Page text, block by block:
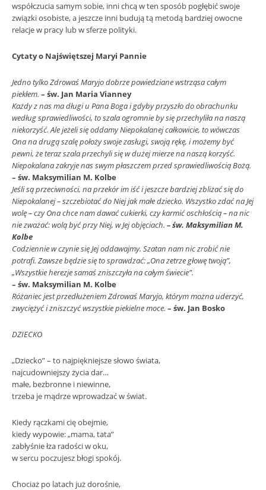
współczucia samym sobie, inni chcą w ten sposób pogłębić swoje
związki osobiste, a jeszcze inni budują tą metodą bardziej owocne
relacje w pracy lub w sferze polityki.
Cytaty o Najświętszej Maryi Pannie
Jedno tylko Zdrowaś Maryjo dobrze powiedziane wstrząsa całym
piekłem. – św. Jan Maria Vianney
Każdy z nas ma długi u Pana Boga i gdyby przyszło do obrachunku
według sprawiedliwości, to szala ogromnie by się przechyliła na naszą
niekorzyść. Ale jeżeli się oddamy Niepokalanej całkowicie, to wówczas
Ona na drugą szalę położy swoje zasługi, swoją rękę, i możemy być
pewni, że teraz szala przechyli się w dużej mierze na naszą korzyść.
Niepokalana zakryje nas swym płaszczem przed sprawiedliwością Bożą.
– św. Maksymilian M. Kolbe
Jeśli są przeciwności, na przekór im iść i jeszcze bardziej zbliżać się do
Niepokalanej – szczebiotać do Niej jak małe dziecko. Wszystko zdać na Jej
wolę – czy Ona chce nam dawać cukierki, czy karmić oschłością – na nic
nie zważać: wolą być przy Niej, w Jej objęciach. – św. Maksymilian M.
Kolbe
Codziennie w czynie się Jej oddawajmy. Szatan nam nic zrobić nie
potrafi. Zawsze będzie się to sprawdzać: „Ona zetrze głowę twoją”,
„Wszystkie herezje samaś zniszczyła na całym świecie”.
– św. Maksymilian M. Kolbe
Różaniec jest przedłużeniem Zdrowaś Maryjo, którym można uderzyć,
zwyciężyć i zniszczyć wszystkie piekielne moce. – św. Jan Bosko
DZIECKO
„Dziecko” – to najpiękniejsze słowo świata,
najcudowniejszy życia dar…
małe, bezbronne i niewinne,
trzeba je mądrze wprowadzać w świat.
Kiedy rączkami cię obejmie,
kiedy wypowie: „mama, tata”
zabłyśnie łza radości w oku,
w sercu poczujesz błogi spokój.
Chociaż po latach już dorośnie,